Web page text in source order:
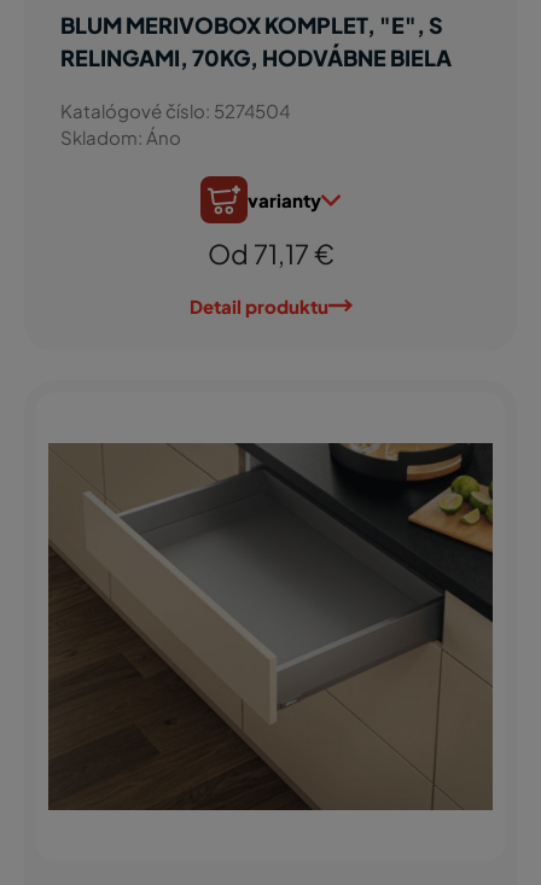
BLUM MERIVOBOX KOMPLET, "E", S
RELINGAMI, 70KG, HODVÁBNE BIELA
Katalógové číslo: 5274504
Skladom: Áno
varianty
Od 71,17 €
Detail produktu